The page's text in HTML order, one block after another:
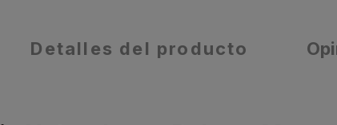
Detalles del producto